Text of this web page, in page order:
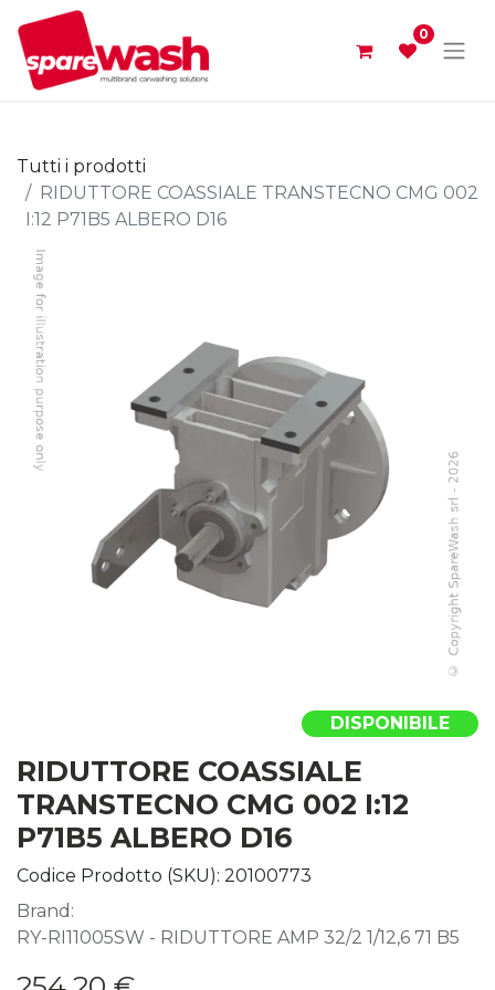
0
Tutti i prodotti
RIDUTTORE COASSIALE TRANSTECNO CMG 002
I:12 P71B5 ALBERO D16
DISPONIBILE
RIDUTTORE COASSIALE
TRANSTECNO CMG 002 I:12
P71B5 ALBERO D16
Codice Prodotto (SKU): 20100773
Brand:
RY-RI11005SW - RIDUTTORE AMP 32/2 1/12,6 71 B5